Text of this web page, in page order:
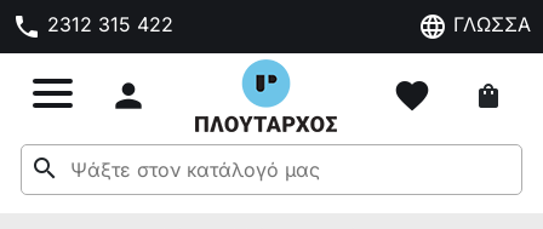
phone 2312 315 422 language ΓΛΩΣΣΑ
 favorite shopping_bag
search